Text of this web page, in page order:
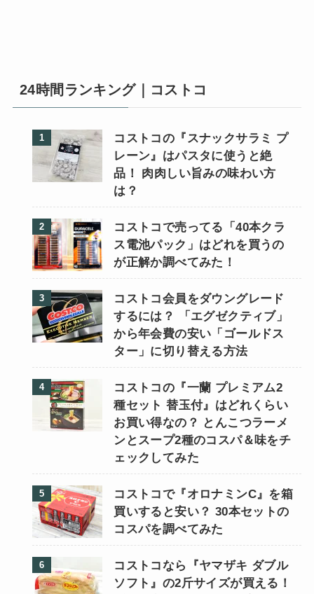
24時間ランキング｜コストコ
コストコの『スナックサラミ プ
レーン』はパスタに使うと絶
品！ 肉肉しい旨みの味わい方
は？
コストコで売ってる「40本クラ
ス電池パック」はどれを買うの
が正解か調べてみた！
コストコ会員をダウングレード
するには？ 「エグゼクティブ」
から年会費の安い「ゴールドス
ター」に切り替える方法
コストコの『一蘭 プレミアム2
種セット 替玉付』はどれくらい
お買い得なの？ とんこつラーメ
ンとスープ2種のコスパ＆味をチ
ェックしてみた
コストコで『オロナミンC』を箱
買いすると安い？ 30本セットの
コスパを調べてみた
コストコなら『ヤマザキ ダブル
ソフト』の2斤サイズが買える！